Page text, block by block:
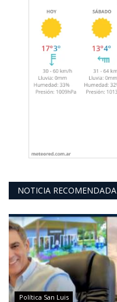
NOTICIA RECOMENDADA
Política San Luis